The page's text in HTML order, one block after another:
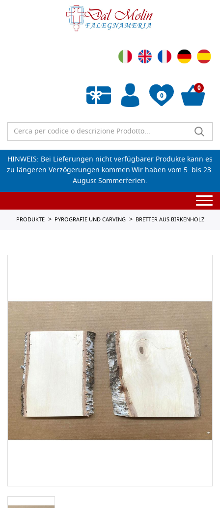
0
Wunschliste leeren
0
HINWEIS: Bei Lieferungen nicht verfügbarer Produkte kann es
zu längeren Verzögerungen kommen.Wir haben vom 5. bis 23.
August Sommerferien.
PRODUKTE PYROGRAFIE UND CARVING BRETTER AUS BIRKENHOLZ